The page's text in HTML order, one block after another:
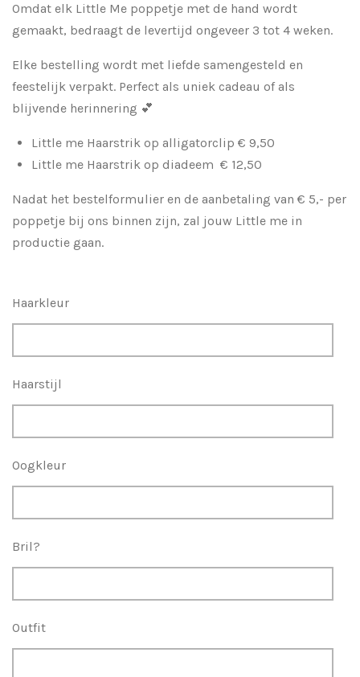
Omdat elk Little Me poppetje met de hand wordt
gemaakt, bedraagt de levertijd ongeveer 3 tot 4 weken.
Elke bestelling wordt met liefde samengesteld en
feestelijk verpakt. Perfect als uniek cadeau of als
blijvende herinnering 💕
Little me Haarstrik op alligatorclip € 9,50
Little me Haarstrik op diadeem € 12,50
Nadat het bestelformulier en de aanbetaling van € 5,- per
poppetje bij ons binnen zijn, zal jouw Little me in
productie gaan.
Haarkleur
Haarstijl
Oogkleur
Bril?
Outfit